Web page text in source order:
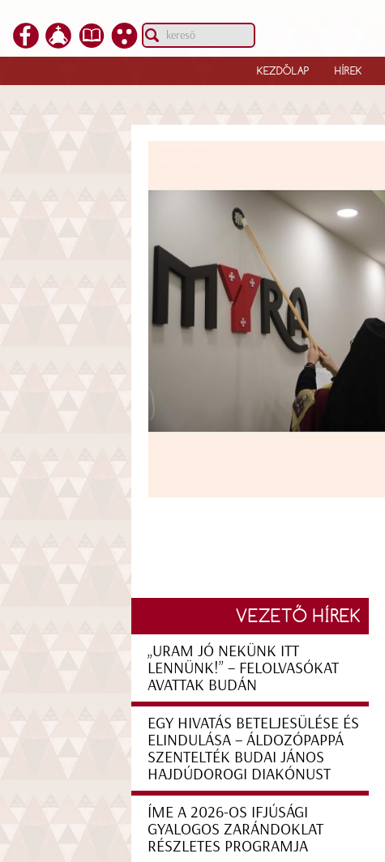
KEZDŐLAP HÍREK
VEZETŐ HÍREK
„URAM JÓ NEKÜNK ITT
LENNÜNK!” – FELOLVASÓKAT
AVATTAK BUDÁN
EGY HIVATÁS BETELJESÜLÉSE ÉS
ELINDULÁSA – ÁLDOZÓPAPPÁ
SZENTELTÉK BUDAI JÁNOS
HAJDÚDOROGI DIAKÓNUST
ÍME A 2026-OS IFJÚSÁGI
GYALOGOS ZARÁNDOKLAT
RÉSZLETES PROGRAMJA